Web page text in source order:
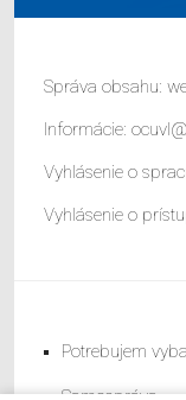
Správa obsahu:
Informácie:
Vyhlásenie o
Vyhlásenie o
Potrebujem